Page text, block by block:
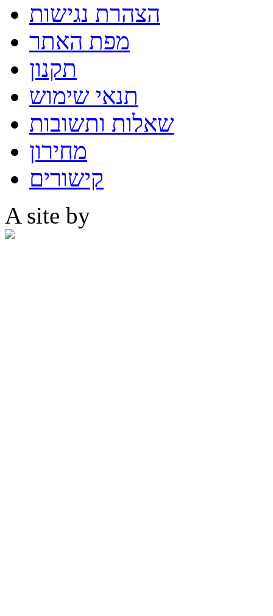
הצהרת נגישות
מפת האתר
תקנון
תנאי שימוש
שאלות ותשובות
מחירון
קישורים
A site by